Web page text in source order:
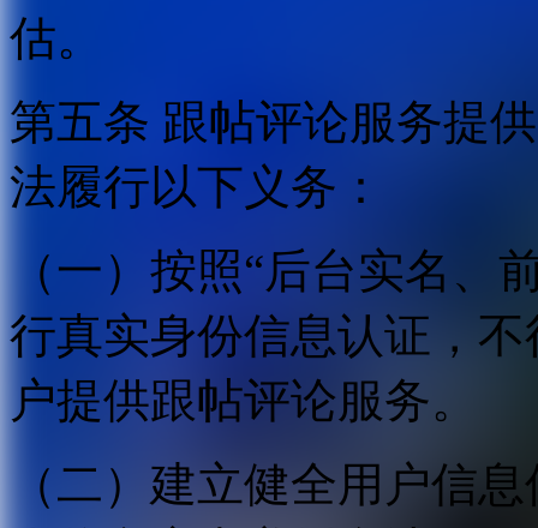
估。
第五条 跟帖评论服务提
法履行以下义务：
（一）按照“后台实名、
行真实身份信息认证，
户提供跟帖评论服务。
（二）建立健全用户信